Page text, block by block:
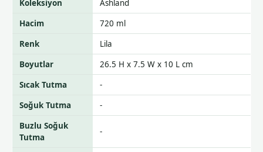
Koleksiyon
Ashland
Hacim
720 ml
Renk
Lila
Boyutlar
26.5 H x 7.5 W x 10 L cm
Sıcak Tutma
-
Soğuk Tutma
-
Buzlu Soğuk
Tutma
-